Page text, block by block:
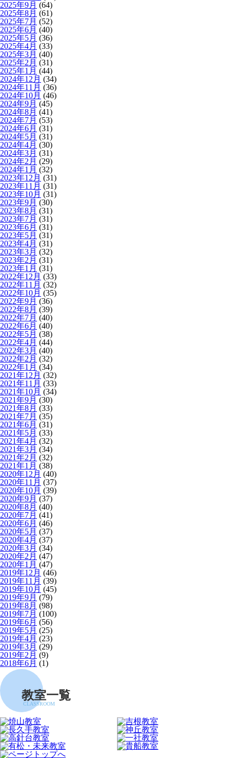
2025年9月 (64)
2025年8月 (61)
2025年7月 (52)
2025年6月 (40)
2025年5月 (36)
2025年4月 (33)
2025年3月 (40)
2025年2月 (31)
2025年1月 (44)
2024年12月 (34)
2024年11月 (36)
2024年10月 (46)
2024年9月 (45)
2024年8月 (41)
2024年7月 (53)
2024年6月 (31)
2024年5月 (31)
2024年4月 (30)
2024年3月 (31)
2024年2月 (29)
2024年1月 (32)
2023年12月 (31)
2023年11月 (31)
2023年10月 (31)
2023年9月 (30)
2023年8月 (31)
2023年7月 (31)
2023年6月 (31)
2023年5月 (31)
2023年4月 (31)
2023年3月 (32)
2023年2月 (31)
2023年1月 (31)
2022年12月 (33)
2022年11月 (32)
2022年10月 (35)
2022年9月 (36)
2022年8月 (39)
2022年7月 (40)
2022年6月 (40)
2022年5月 (38)
2022年4月 (44)
2022年3月 (40)
2022年2月 (32)
2022年1月 (34)
2021年12月 (32)
2021年11月 (33)
2021年10月 (34)
2021年9月 (30)
2021年8月 (33)
2021年7月 (35)
2021年6月 (31)
2021年5月 (33)
2021年4月 (32)
2021年3月 (34)
2021年2月 (32)
2021年1月 (38)
2020年12月 (40)
2020年11月 (37)
2020年10月 (39)
2020年9月 (37)
2020年8月 (40)
2020年7月 (41)
2020年6月 (46)
2020年5月 (37)
2020年4月 (37)
2020年3月 (34)
2020年2月 (47)
2020年1月 (47)
2019年12月 (46)
2019年11月 (39)
2019年10月 (45)
2019年9月 (79)
2019年8月 (98)
2019年7月 (100)
2019年6月 (56)
2019年5月 (25)
2019年4月 (23)
2019年3月 (29)
2019年2月 (9)
2018年6月 (1)
教室一覧
CLASSROOM